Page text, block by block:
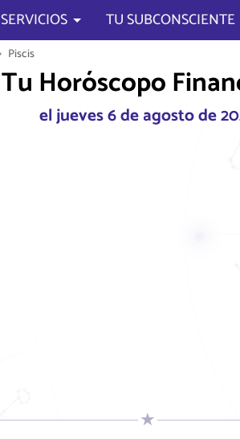
SERVICIOS TU SUBCONSCIENTE
Piscis
Tu Horóscopo
el jueves 6 de agosto de